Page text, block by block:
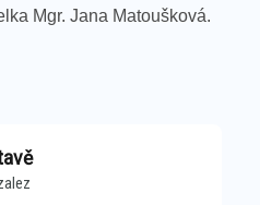
Mgr. Jana Matoušková.